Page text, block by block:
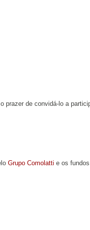
prazer de convidá-lo a
Grupo Comolatti e os